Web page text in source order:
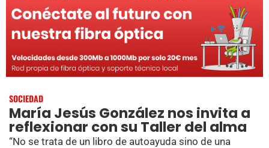
SOCIEDAD
María Jesús González nos invita a
reflexionar con su Taller del alma
“No se trata de un libro de autoayuda sino de una